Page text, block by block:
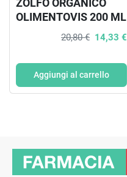
ZOLFO ORGANICO
OLIMENTOVIS 200 ML
20,80 € 14,33 €
Aggiungi al carrello